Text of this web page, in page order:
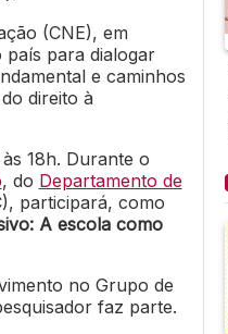
(CNE), em
país para dialogar
e caminhos
direito à
18h. Durante o
, do Departamento de
participará, como
A escola como
no Grupo de
faz parte.